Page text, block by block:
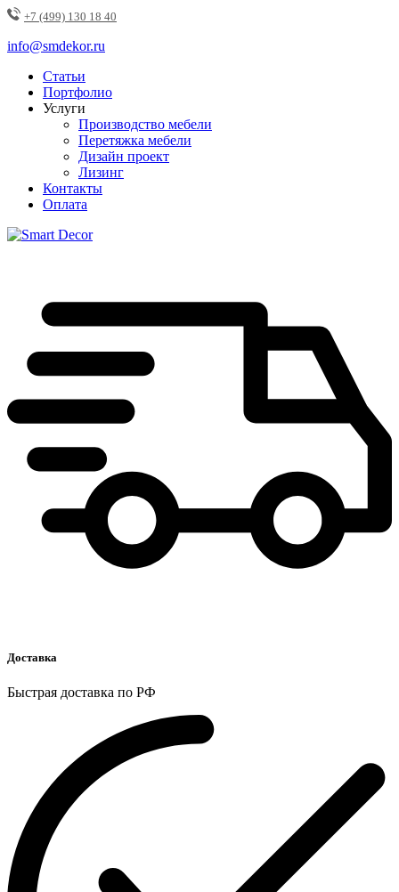
+7 (499) 130 18 40
info@smdekor.ru
Статьи
Портфолио
Услуги
Производство мебели
Перетяжка мебели
Дизайн проект
Лизинг
Контакты
Оплата
Доставка
Быстрая доставка по РФ